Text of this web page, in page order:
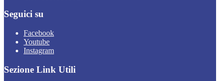
Seguici su
Facebook
Youtube
Instagram
Sezione Link Utili